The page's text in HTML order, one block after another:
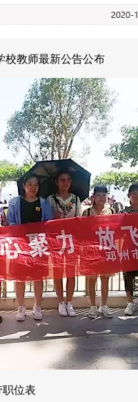
校教师最新公告公布
位表